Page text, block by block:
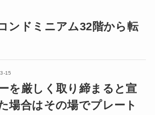
ンドミニアム32階から転
15
を厳しく取り締まると宣
合はその場でプレート